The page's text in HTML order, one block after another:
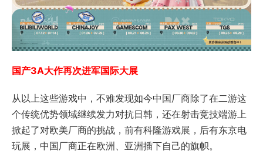
国产3A大作再次进军国际大展
从以上这些游戏中，不难发现如今中国厂商除了在二游这
个传统优势领域继续发力对抗日韩，还在射击竞技端游上
掀起了对欧美厂商的挑战，前有科隆游戏展，后有东京电
玩展，中国厂商正在欧洲、亚洲插下自己的旗帜。